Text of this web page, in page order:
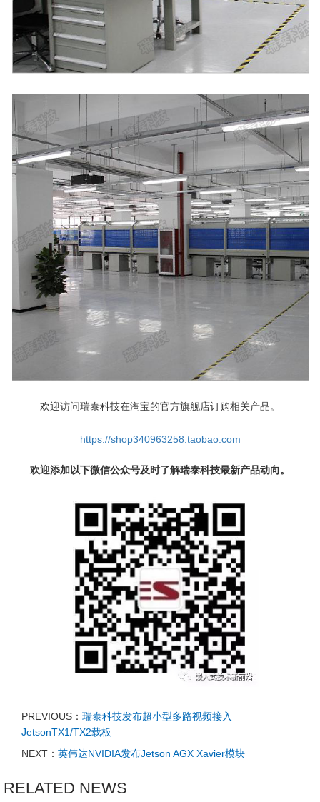
欢迎访问瑞泰科技在淘宝的官方旗舰店订购相关产品。
https://shop340963258.taobao.com
欢迎添加以下微信公众号及时了解瑞泰科技最新产品动向。
PREVIOUS： 瑞泰科技发布超小型多路视频接入
JetsonTX1/TX2载板
NEXT： 英伟达NVIDIA发布Jetson AGX Xavier模块
RELATED NEWS